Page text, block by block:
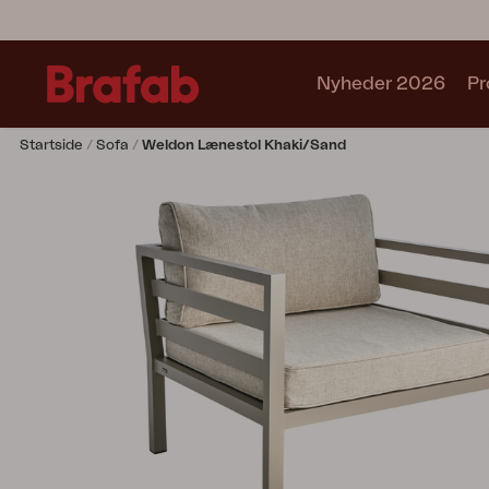
Nyheder 2026
Lænestol
Udekøkken
Startside Sofa Weldon Lænestol Khaki/Sand